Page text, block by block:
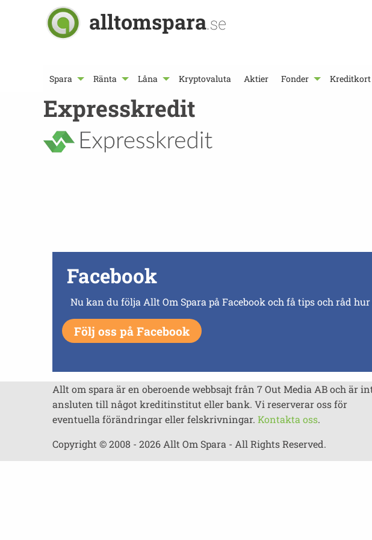
alltomspara.se
Spara Ränta Låna Kryptovaluta Aktier Fonder Kreditkort
Expresskredit
Facebook
Nu kan du följa Allt Om Spara på Facebook och få tips och råd
Följ oss på Facebook
Allt om spara är en oberoende webbsajt från 7 Out Media AB och är
ansluten till något kreditinstitut eller bank. Vi reserverar oss för
eventuella förändringar eller felskrivningar. Kontakta oss.
Copyright © 2008 - 2026 Allt Om Spara - All Rights Reserved.